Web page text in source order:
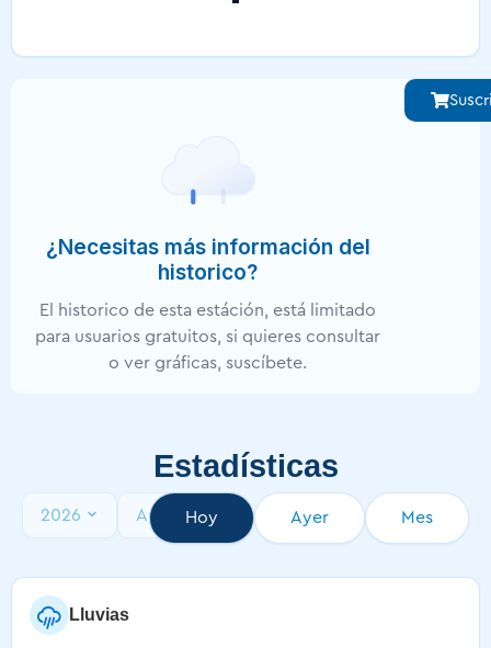
¿Necesitas más información del
historico?
El historico de esta estáción, está limitado
para usuarios gratuitos, si quieres consultar
o ver gráficas, suscíbete.
Estadísticas
2026 AgostoHoy Ayer Mes
Lluvias